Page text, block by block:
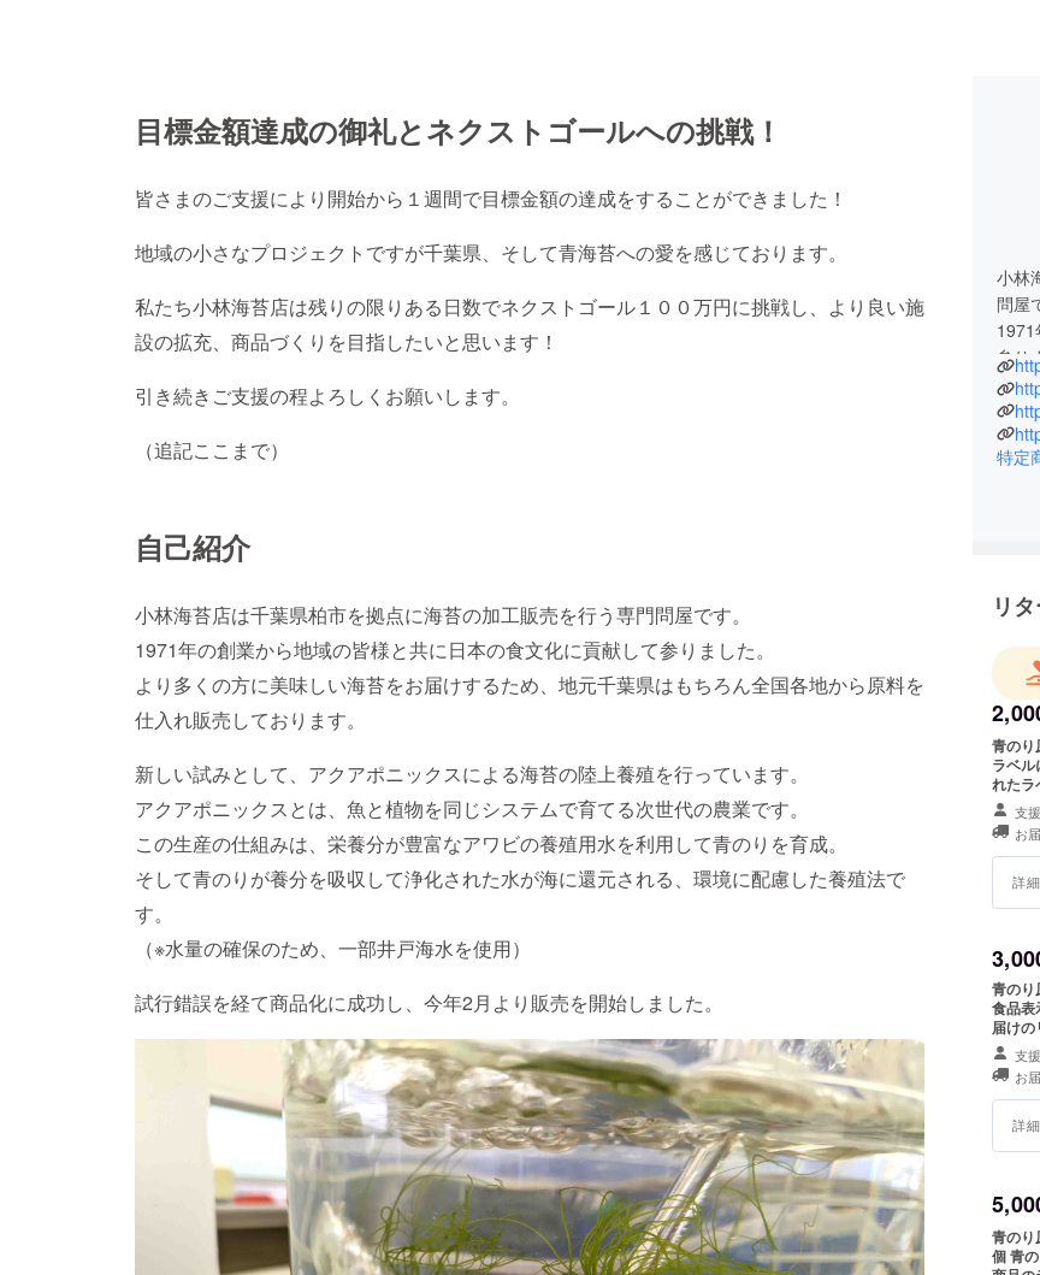
目標金額達成の御礼とネクストゴールへの挑戦！
皆さまのご支援により開始から１週間で目標金額の達成をすることができました！
地域の小さなプロジェクトですが千葉県、そして青海苔への愛を感じております。
私たち小林海苔店は残りの限りある日数でネクストゴール１００万円に挑戦し、より良い施
設の拡充、商品づくりを目指したいと思います！
引き続きご支援の程よろしくお願いします。
（追記ここまで）
自己紹介
小林海苔店は千葉県柏市を拠点に海苔の加工販売を行う専門問屋です。
1971年の創業から地域の皆様と共に日本の食文化に貢献して参りました。
より多くの方に美味しい海苔をお届けするため、地元千葉県はもちろん全国各地から原料を
仕入れ販売しております。
新しい試みとして、アクアポニックスによる海苔の陸上養殖を行っています。
アクアポニックスとは、魚と植物を同じシステムで育てる次世代の農業です。
この生産の仕組みは、栄養分が豊富なアワビの養殖用水を利用して青のりを育成。
そして青のりが養分を吸収して浄化された水が海に還元される、環境に配慮した養殖法で
す。
（※水量の確保のため、一部井戸海水を使用）
試行錯誤を経て商品化に成功し、今年2月より販売を開始しました。
小林
問屋
1971
参り
より
はも
特定
リ
青のり原藻(約5g)×２
ラベ
れたラ
支
お
詳
青のり原
食品表
届けの
支
お
詳
青のり
個 青のりおか